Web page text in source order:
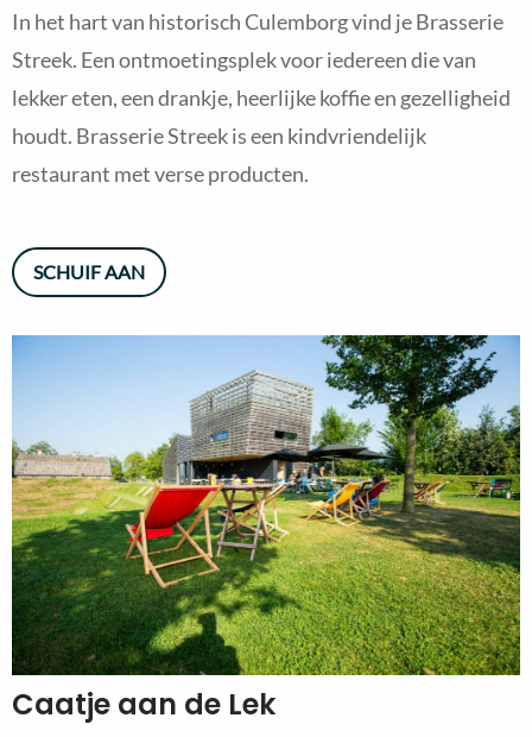
In het hart van historisch Culemborg vind je Brasserie
Streek. Een ontmoetingsplek voor iedereen die van
lekker eten, een drankje, heerlijke koffie en gezelligheid
houdt. Brasserie Streek is een kindvriendelijk
restaurant met verse producten.
SCHUIF AAN
Caatje aan de Lek